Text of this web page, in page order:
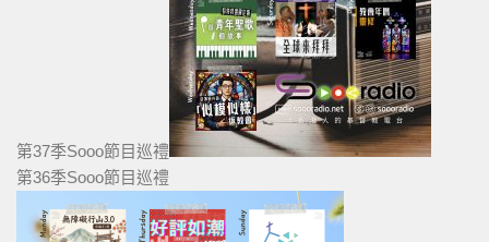
第37季Sooo節目巡禮
第36季Sooo節目巡禮